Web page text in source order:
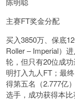
主赛FT奖金分配
买入3850万、保底
Roller – Imperial）
轮，但只有20位成
明打入九人FT；最
得第五名（2.777亿
选手，成功获得本比